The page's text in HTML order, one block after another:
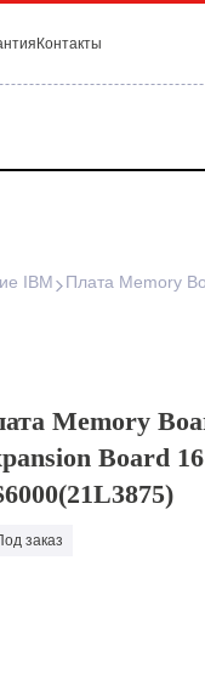
Контакты
IBM
Memory
Board
заказ